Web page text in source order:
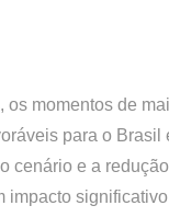
os momentos de
para o
cenário e a
impacto